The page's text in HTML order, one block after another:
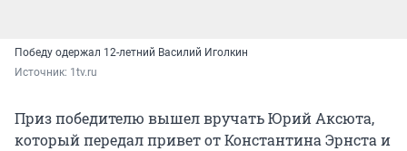
Победу одержал 12-летний Василий Иголкин
Источник: 1tv.ru
Приз победителю вышел вручать Юрий Аксюта,
который передал привет от Константина Эрнста и